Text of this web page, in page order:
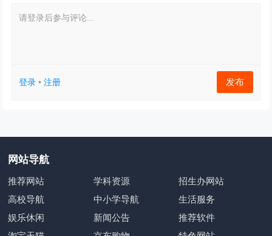
请登录后参与评论...
登录 •注册 发布
网站导航
推荐网站 学科资源
招生办网站
高校导航
中小学导航
生活服务
娱乐休闲
新闻公告
推荐软件